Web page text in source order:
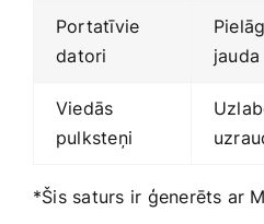
Portatīvie
⁣datori
jauda
Viedās
pulksteņi
*Šis saturs ir ģenerēts ar